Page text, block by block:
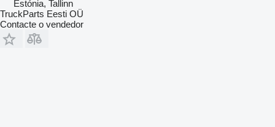
Estónia, Tallinn
TruckParts Eesti OÜ
Contacte o vendedor